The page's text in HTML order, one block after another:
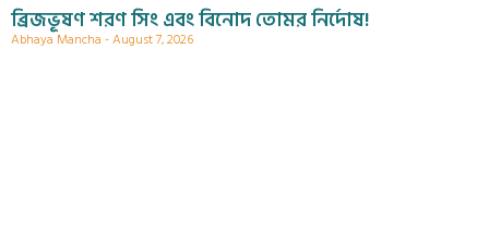
ব্রিজভূষণ শরণ সিং এবং বিনোদ তোমর নির্দোষ!
Abhaya Mancha August 7, 2026